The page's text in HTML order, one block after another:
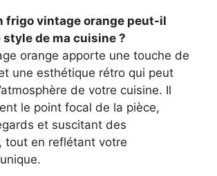
frigo vintage orange peut-il
de ma cuisine ?
orange apporte une touche de
une esthétique rétro qui peut
de votre cuisine. Il
le point focal de la pièce,
et suscitant des
tout en reflétant votre